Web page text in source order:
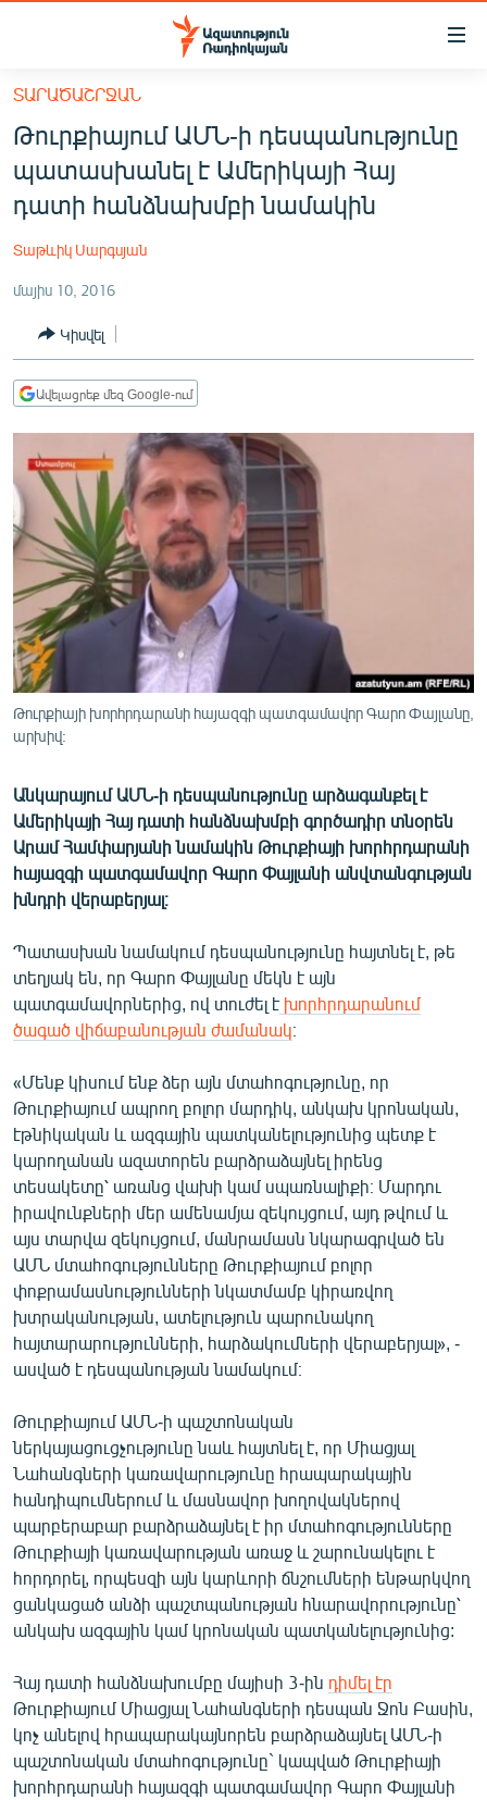
Մատչելիության
հիմնական
բովանդակությանը
հիմնական
մենյուին
ՀԱՅԱՍՏԱՆ
ՔԱՂԱՔԱԿԱՆ
ՏՆՏԵՍՈՒԹՅՈՒՆ
ՂԱՐԱԲԱՂ
ՏԱՐԱԾԱՇՐՋԱՆ
ՄԻՋԱԶԳԱՅԻՆ
ՄՇԱԿՈՒՅԹ
ՍՊՈՐՏ
ՄԵԿՆԱԲԱՆՈՒԹՅՈՒՆ
ՏՏ ԵՒ ԻՆՏԵՐՆԵՏ
ԱՐԽԻՎ
ԲԱՆԱՎԵՃ
ՁԳՏԵԼՈՎ ԼԱՎԱԳՈՒՅՆԻՆ
ՓՈԴՔԱՍԹ
Հայերեն
English
Русский
ՀԵՏԵՎԵՔ ՄԵԶ
«Ազատության» բոլոր կայքերը
ՏԱՐԱԾԱՇՐՋԱՆ
Թուրքիայում ԱՄՆ-ի դեսպանությունը
պատասխանել է Ամերիկայի Հայ
դատի հանձնախմբի նամակին
Տաթևիկ Սարգսյան
մայիս 10, 2016
Կիսվել
Ավելացրեք մեզ Google-ում
Թուրքիայի խորհրդարանի հայազգի պատգամավոր Գարո Փայլանը,
արխիվ:
Անկարայում ԱՄՆ-ի դեսպանությունը արձագանքել է
Ամերիկայի Հայ դատի հանձնախմբի գործադիր տնօրեն
Արամ Համփարյանի նամակին Թուրքիայի խորհրդարանի
հայազգի պատգամավոր Գարո Փայլանի անվտանգության
խնդրի վերաբերյալ։
Պատասխան նամակում դեսպանությունը հայտնել է, թե
տեղյակ են, որ Գարո Փայլանը մեկն է այն
պատգամավորներից, ով տուժել էխորհրդարանում
ծագած վիճաբանության ժամանակ։
«Մենք կիսում ենք ձեր այն մտահոգությունը, որ
Թուրքիայում ապրող բոլոր մարդիկ, անկախ կրոնական,
էթնիկական և ազգային պատկանելությունից պետք է
կարողանան ազատորեն բարձրաձայնել իրենց
տեսակետը՝ առանց վախի կամ սպառնալիքի։ Մարդու
իրավունքների մեր ամենամյա զեկույցում, այդ թվում և
այս տարվա զեկույցում, մանրամասն նկարագրված են
ԱՄՆ մտահոգությունները Թուրքիայում բոլոր
փոքրամասնությունների նկատմամբ կիրառվող
խտրականության, ատելություն պարունակող
հայտարարությունների, հարձակումների վերաբերյալ», -
ասված է դեսպանության նամակում։
Թուրքիայում ԱՄՆ-ի պաշտոնական
ներկայացուցչությունը նաև հայտնել է, որ Միացյալ
Նահանգների կառավարությունը հրապարակային
հանդիպումներում և մասնավոր խողովակներով
պարբերաբար բարձրաձայնել է իր մտահոգությունները
Թուրքիայի կառավարության առաջ և շարունակելու է
հորդորել, որպեսզի այն կարևորի ճնշումների ենթարկվող
ցանկացած անձի պաշտպանության հնարավորությունը՝
անկախ ազգային կամ կրոնական պատկանելությունից:
Հայ դատի հանձնախումբը մայիսի 3-ին դիմել էր
Թուրքիայում Միացյալ Նահանգների դեսպան Ջոն Բասին,
կոչ անելով հրապարակայնորեն բարձրաձայնել ԱՄՆ-ի
պաշտոնական մտահոգությունը` կապված Թուրքիայի
խորհրդարանի հայազգի պատգամավոր Գարո Փայլանի